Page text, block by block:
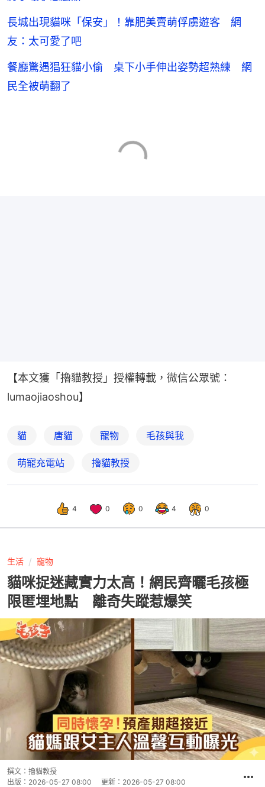
長城出現貓咪「保安」！靠肥美賣萌俘虜遊客 網
友：太可愛了吧
餐廳驚遇猖狂貓小偷 桌下小手伸出姿勢超熟練 網
民全被萌翻了
【本文獲「擼貓教授」授權轉載，微信公眾號：
lumaojiaoshou】
貓 唐貓 寵物 毛孩與我
萌寵充電站 擼貓教授
4 0 0 4 0
生活 寵物
貓咪捉迷藏實力太高！網民齊曬毛孩極
限匿埋地點 離奇失蹤惹爆笑
撰文： 擼貓教授
出版： 2026-05-27 08:00 更新： 2026-05-27 08:00